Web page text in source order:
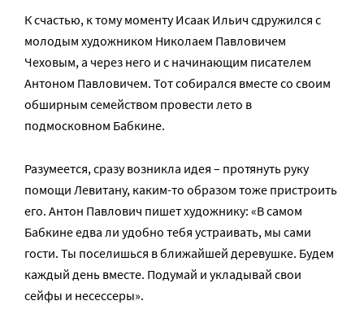
К счастью, к тому моменту Исаак Ильич сдружился с
молодым художником Николаем Павловичем
Чеховым, а через него и с начинающим писателем
Антоном Павловичем. Тот собирался вместе со своим
обширным семейством провести лето в
подмосковном Бабкине.
Разумеется, сразу возникла идея – протянуть руку
помощи Левитану, каким-то образом тоже пристроить
его. Антон Павлович пишет художнику: «В самом
Бабкине едва ли удобно тебя устраивать, мы сами
гости. Ты поселишься в ближайшей деревушке. Будем
каждый день вместе. Подумай и укладывай свои
сейфы и несессеры».